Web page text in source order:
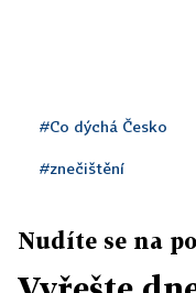
#Co dýchá Česko
#znečištění
Nudíte se na